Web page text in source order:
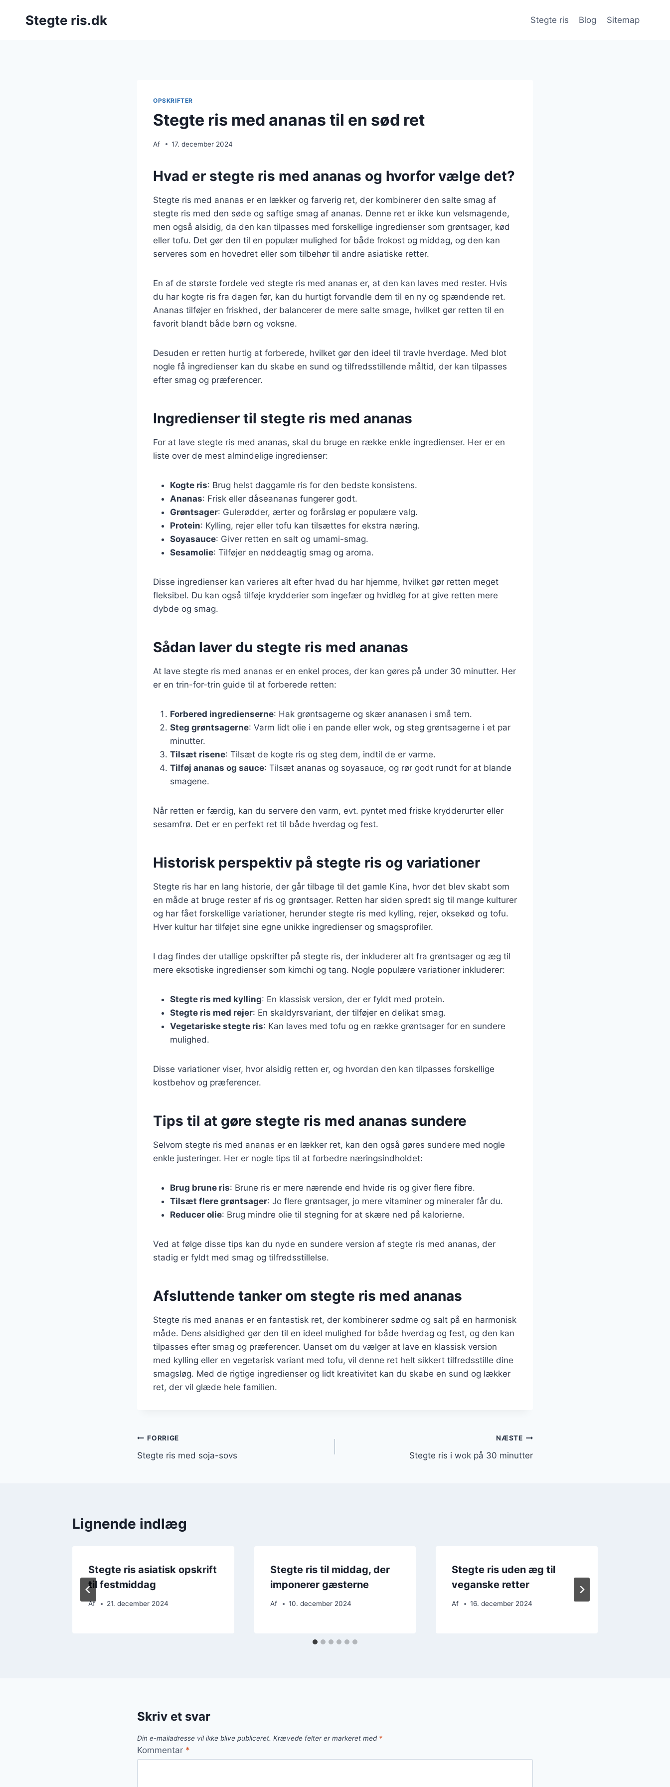
Stegte ris.dk Stegte ris Blog Sitemap
OPSKRIFTER
Stegte ris med ananas til en sød ret
Af 17. december 2024
Hvad er stegte ris med ananas og hvorfor vælge det?
Stegte ris med ananas er en lækker og farverig ret, der kombinerer den salte smag af
stegte ris med den søde og saftige smag af ananas. Denne ret er ikke kun velsmagende,
men også alsidig, da den kan tilpasses med forskellige ingredienser som grøntsager, kød
eller tofu. Det gør den til en populær mulighed for både frokost og middag, og den kan
serveres som en hovedret eller som tilbehør til andre asiatiske retter.
En af de største fordele ved stegte ris med ananas er, at den kan laves med rester. Hvis
du har kogte ris fra dagen før, kan du hurtigt forvandle dem til en ny og spændende ret.
Ananas tilføjer en friskhed, der balancerer de mere salte smage, hvilket gør retten til en
favorit blandt både børn og voksne.
Desuden er retten hurtig at forberede, hvilket gør den ideel til travle hverdage. Med blot
nogle få ingredienser kan du skabe en sund og tilfredsstillende måltid, der kan tilpasses
efter smag og præferencer.
Ingredienser til stegte ris med ananas
For at lave stegte ris med ananas, skal du bruge en række enkle ingredienser. Her er en
liste over de mest almindelige ingredienser:
Kogte ris: Brug helst daggamle ris for den bedste konsistens.
Ananas: Frisk eller dåseananas fungerer godt.
Grøntsager: Gulerødder, ærter og forårsløg er populære valg.
Protein: Kylling, rejer eller tofu kan tilsættes for ekstra næring.
Soyasauce: Giver retten en salt og umami-smag.
Sesamolie: Tilføjer en nøddeagtig smag og aroma.
Disse ingredienser kan varieres alt efter hvad du har hjemme, hvilket gør retten meget
fleksibel. Du kan også tilføje krydderier som ingefær og hvidløg for at give retten mere
dybde og smag.
Sådan laver du stegte ris med ananas
At lave stegte ris med ananas er en enkel proces, der kan gøres på under 30 minutter. Her
er en trin-for-trin guide til at forberede retten:
Forbered ingredienserne: Hak grøntsagerne og skær ananasen i små tern.
Steg grøntsagerne: Varm lidt olie i en pande eller wok, og steg grøntsagerne i et par
minutter.
Tilsæt risene: Tilsæt de kogte ris og steg dem, indtil de er varme.
Tilføj ananas og sauce: Tilsæt ananas og soyasauce, og rør godt rundt for at blande
smagene.
Når retten er færdig, kan du servere den varm, evt. pyntet med friske krydderurter eller
sesamfrø. Det er en perfekt ret til både hverdag og fest.
Historisk perspektiv på stegte ris og variationer
Stegte ris har en lang historie, der går tilbage til det gamle Kina, hvor det blev skabt som
en måde at bruge rester af ris og grøntsager. Retten har siden spredt sig til mange kulturer
og har fået forskellige variationer, herunder stegte ris med kylling, rejer, oksekød og tofu.
Hver kultur har tilføjet sine egne unikke ingredienser og smagsprofiler.
I dag findes der utallige opskrifter på stegte ris, der inkluderer alt fra grøntsager og æg til
mere eksotiske ingredienser som kimchi og tang. Nogle populære variationer inkluderer:
Stegte ris med kylling: En klassisk version, der er fyldt med protein.
Stegte ris med rejer: En skaldyrsvariant, der tilføjer en delikat smag.
Vegetariske stegte ris: Kan laves med tofu og en række grøntsager for en sundere
mulighed.
Disse variationer viser, hvor alsidig retten er, og hvordan den kan tilpasses forskellige
kostbehov og præferencer.
Tips til at gøre stegte ris med ananas sundere
Selvom stegte ris med ananas er en lækker ret, kan den også gøres sundere med nogle
enkle justeringer. Her er nogle tips til at forbedre næringsindholdet:
Brug brune ris: Brune ris er mere nærende end hvide ris og giver flere fibre.
Tilsæt flere grøntsager: Jo flere grøntsager, jo mere vitaminer og mineraler får du.
Reducer olie: Brug mindre olie til stegning for at skære ned på kalorierne.
Ved at følge disse tips kan du nyde en sundere version af stegte ris med ananas, der
stadig er fyldt med smag og tilfredsstillelse.
Afsluttende tanker om stegte ris med ananas
Stegte ris med ananas er en fantastisk ret, der kombinerer sødme og salt på en harmonisk
måde. Dens alsidighed gør den til en ideel mulighed for både hverdag og fest, og den kan
tilpasses efter smag og præferencer. Uanset om du vælger at lave en klassisk version
med kylling eller en vegetarisk variant med tofu, vil denne ret helt sikkert tilfredsstille dine
smagsløg. Med de rigtige ingredienser og lidt kreativitet kan du skabe en sund og lækker
ret, der vil glæde hele familien.
Indlægsnavigation
FORRIGE
Stegte ris med soja-sovs
NÆSTE
Stegte ris i wok på 30 minutter
Lignende indlæg
Stegte ris asiatisk opskrift
til festmiddag
Af 21. december 2024
Stegte ris til middag, der
imponerer gæsterne
Af 10. december 2024
Stegte ris uden æg til
veganske retter
Af 16. december 2024
Skriv et svar
Din e-mailadresse vil ikke blive publiceret. Krævede felter er markeret med *
Kommentar *